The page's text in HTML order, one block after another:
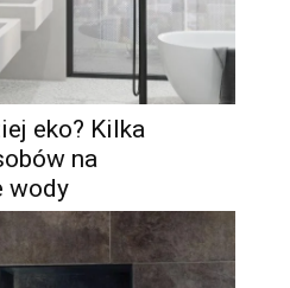
eko? Kilka
na
wody